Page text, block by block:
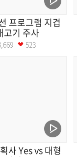
프로그램 지겹
고기 주사
523
사 Yes vs 대형